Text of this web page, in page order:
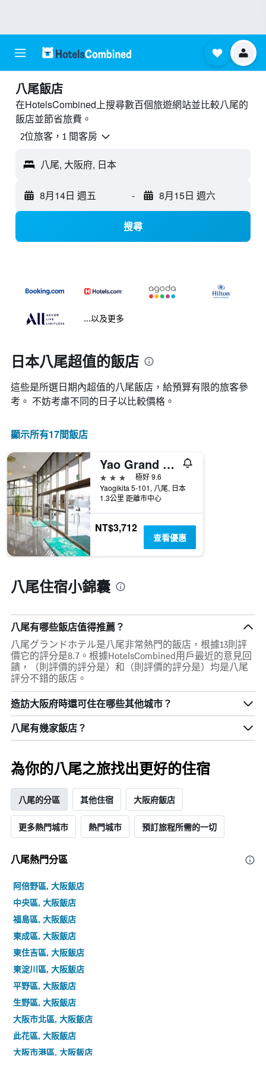
八尾飯店
在HotelsCombined上搜尋數百個旅遊網站並比較八尾的
飯店並節省旅費。
2位旅客，1 間客房
八尾, 大阪府, 日本
8月14日 週五 - 8月15日 週六
搜尋
...以及更多
日本八尾超值的飯店
這些是所選日期內超值的八尾​飯店，給預算有限的旅客參
考。 不妨考慮不同的日子以比較價格。
顯示所有17間飯店
Yao Grand Hotel
3星級
極好 9.6
Yaogikita 5-101, 八尾, 日本
1.3公里 距離市中心
NT$3,712
查看優惠
八尾住宿小錦囊
八尾有哪些飯店值得推薦？
八尾グランドホテル是八尾非常熱門的飯店，根據13則評
價它的評分是8.7。根據HotelsCombined用戶最近的意見回
饋，（則評價的評分是）和（則評價的評分是）均是八尾
評分不錯的飯店。
造訪大阪府​時還可住在哪些其他城市？
八尾​有幾家飯店？
為你的八尾之旅找出更好的住宿
八尾的分區 其他住宿 大阪府飯店
更多熱門城市 熱門城市 預訂旅程所需的一切
八尾熱門分區
阿倍野區, 大阪飯店
中央區, 大阪飯店
福島區, 大阪飯店
東成區, 大阪飯店
東住吉區, 大阪飯店
東淀川區, 大阪飯店
平野區, 大阪飯店
生野區, 大阪飯店
大阪市北區, 大阪飯店
此花區, 大阪飯店
大阪市港區, 大阪飯店